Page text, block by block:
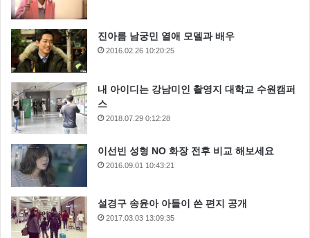
진아름 남궁민 열애 모델과 배우
2016.02.26 10:20:25
내 아이디는 강남미인 촬영지 대학교 수원캠퍼
스
2018.07.29 0:12:28
이선빈 성형 NO 화장 전후 비교 해보세요
2016.09.01 10:43:21
설경구 송윤아 아들이 쓴 편지 공개
2017.03.03 13:09:35